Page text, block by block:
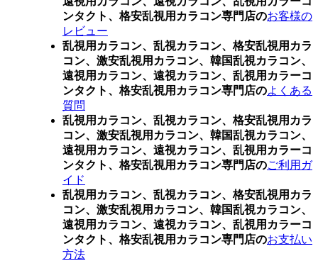
ンタクト、格安乱視用カラコン専門店のお客様の
レビュー
乱視用カラコン、乱視カラコン、格安乱視用カラ
コン、激安乱視用カラコン、韓国乱視カラコン、
遠視用カラコン、遠視カラコン、乱視用カラーコ
ンタクト、格安乱視用カラコン専門店のよくある
質問
乱視用カラコン、乱視カラコン、格安乱視用カラ
コン、激安乱視用カラコン、韓国乱視カラコン、
遠視用カラコン、遠視カラコン、乱視用カラーコ
ンタクト、格安乱視用カラコン専門店のご利用ガ
イド
乱視用カラコン、乱視カラコン、格安乱視用カラ
コン、激安乱視用カラコン、韓国乱視カラコン、
遠視用カラコン、遠視カラコン、乱視用カラーコ
ンタクト、格安乱視用カラコン専門店のお支払い
方法